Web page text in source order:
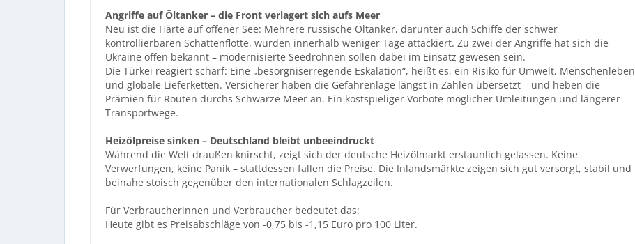
Angriffe auf Öltanker – die Front verlagert sich aufs Meer
Neu ist die Härte auf offener See: Mehrere russische Öltanker, darunter auch Schiffe der schwer
kontrollierbaren Schattenflotte, wurden innerhalb weniger Tage attackiert. Zu zwei der Angriffe hat sich die
Ukraine offen bekannt – modernisierte Seedrohnen sollen dabei im Einsatz gewesen sein.
Die Türkei reagiert scharf: Eine „besorgniserregende Eskalation“, heißt es, ein Risiko für Umwelt, Menschenleben
und globale Lieferketten. Versicherer haben die Gefahrenlage längst in Zahlen übersetzt – und heben die
Prämien für Routen durchs Schwarze Meer an. Ein kostspieliger Vorbote möglicher Umleitungen und längerer
Transportwege.
Heizölpreise sinken – Deutschland bleibt unbeeindruckt
Während die Welt draußen knirscht, zeigt sich der deutsche Heizölmarkt erstaunlich gelassen. Keine
Verwerfungen, keine Panik – stattdessen fallen die Preise. Die Inlandsmärkte zeigen sich gut versorgt, stabil und
beinahe stoisch gegenüber den internationalen Schlagzeilen.
Für Verbraucherinnen und Verbraucher bedeutet das:
Heute gibt es Preisabschläge von -0,75 bis -1,15 Euro pro 100 Liter.